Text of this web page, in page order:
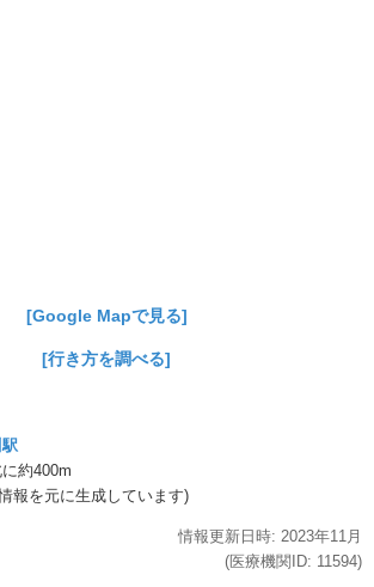
[Google Mapで見る]
[行き方を調べる]
約400m
報を元に生成しています)
情報更新日時: 2023年11月
(医療機関ID: 11594)